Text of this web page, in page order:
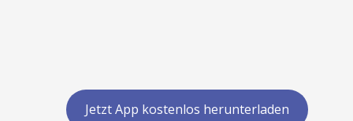
Jetzt App kostenlos herunterladen